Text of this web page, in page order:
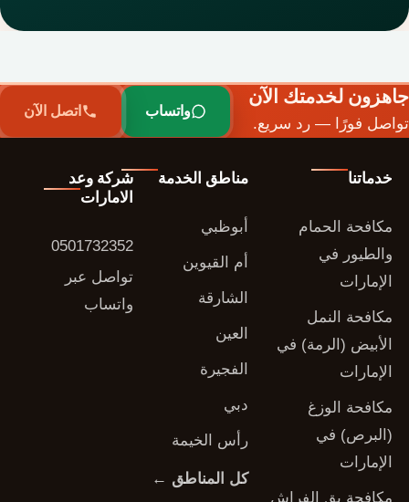
جاهزون لخدمتك الآن
تواصل فورًا — رد سريع.
واتساب اتصل الآن
خدماتنا
مكافحة الحمام
والطيور في
الإمارات
مكافحة النمل
الأبيض (الرمة) في
الإمارات
مكافحة الوزغ
(البرص) في
الإمارات
مكافحة بق الفراش
مناطق الخدمة
أبوظبي
أم القيوين
الشارقة
العين
الفجيرة
دبي
رأس الخيمة
كل المناطق ←
شركة وعد
الامارات
0501732352
تواصل عبر
واتساب